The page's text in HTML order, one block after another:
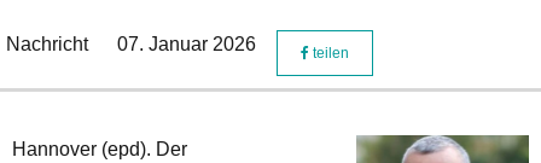
Nachricht 07. Januar 2026 teilen
Hannover (epd). Der